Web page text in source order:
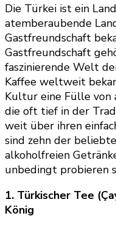
Die Türkei ist ein
atemberaubende
Gastfreundschaft
Gastfreundschaft
faszinierende Welt
Kaffee weltweit
Kultur eine Fülle von
die oft tief in der
weit über ihren
sind zehn der
alkoholfreien
unbedingt probieren
1. Türkischer Tee
König